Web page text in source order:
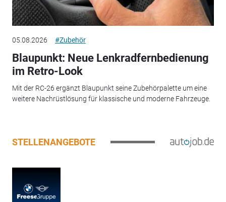
05.08.2026 #Zubehör
Blaupunkt: Neue Lenkradfernbedienung
im Retro-Look
Mit der RC-26 ergänzt Blaupunkt seine Zubehörpalette um eine
weitere Nachrüstlösung für klassische und moderne Fahrzeuge.
STELLENANGEBOTE